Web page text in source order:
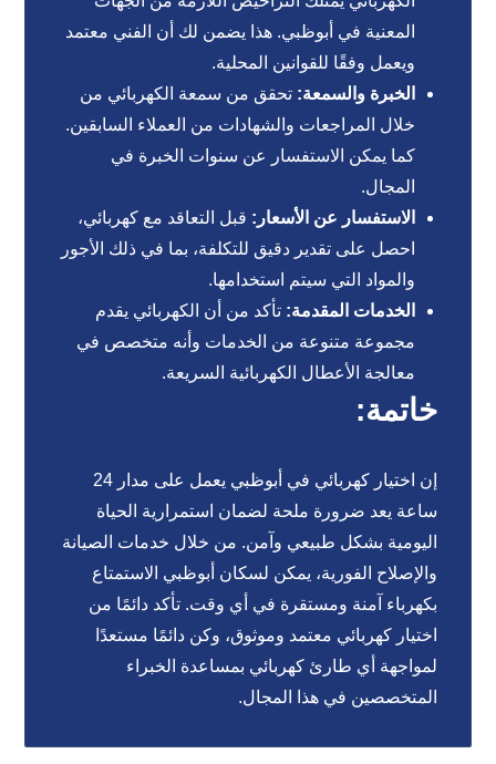
المعنية في أبوظبي. هذا يضمن لك أن الفني معتمد
ويعمل وفقًا للقوانين المحلية.
الخبرة والسمعة: تحقق من سمعة الكهربائي من
خلال المراجعات والشهادات من العملاء السابقين.
كما يمكن الاستفسار عن سنوات الخبرة في
المجال.
الاستفسار عن الأسعار: قبل التعاقد مع كهربائي،
احصل على تقدير دقيق للتكلفة، بما في ذلك الأجور
والمواد التي سيتم استخدامها.
الخدمات المقدمة: تأكد من أن الكهربائي يقدم
مجموعة متنوعة من الخدمات وأنه متخصص في
معالجة الأعطال الكهربائية السريعة.
خاتمة:
إن اختياركهربائي في أبوظبي
يعمل على مدار 24
ساعة يعد ضرورة ملحة لضمان استمرارية الحياة
اليومية بشكل طبيعي وآمن. من خلال خدمات الصيانة
والإصلاح الفورية، يمكن لسكان أبوظبي الاستمتاع
بكهرباء آمنة ومستقرة في أي وقت. تأكد دائمًا من
اختيار كهربائي معتمد وموثوق، وكن دائمًا مستعدًا
لمواجهة أي طارئ كهربائي بمساعدة الخبراء
المتخصصين في هذا المجال.